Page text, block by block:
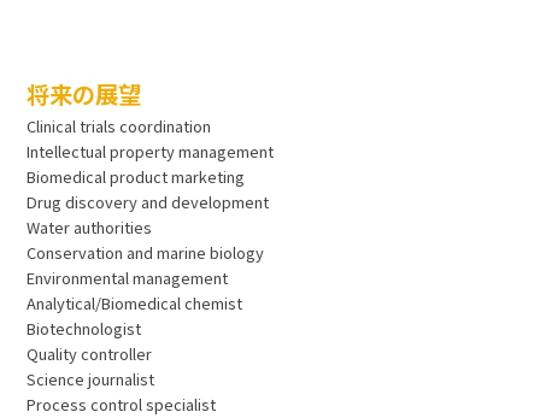
将来の展望
Clinical trials coordination
Intellectual property management
Biomedical product marketing
Drug discovery and development
Water authorities
Conservation and marine biology
Environmental management
Analytical/Biomedical chemist
Biotechnologist
Quality controller
Science journalist
Process control specialist